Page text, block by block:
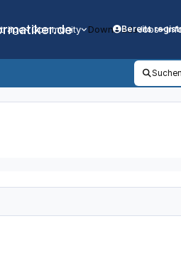
Community DownloadsJobs
Bereits
Suchen